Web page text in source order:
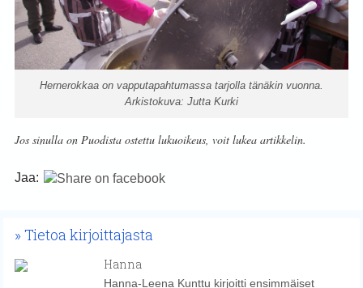
Hernerokkaa on vapputapahtumassa tarjolla tänäkin vuonna.
Arkistokuva: Jutta Kurki
Jos sinulla on Puodista ostettu lukuoikeus, voit lukea artikkelin.
Jaa:
Tietoa kirjoittajasta
Hanna
Hanna-Leena Kunttu kirjoitti ensimmäiset